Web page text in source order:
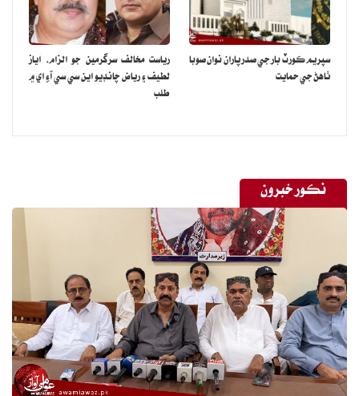
سپريم ڪورٽ بار جي صدر پاران نوان صوبا
ٺاهڻ جي حمايت
رياست مخالف سرگرمين جو الزام، اياز
لطيف ۽ رياض چانڊيو اين سي سي آءِ اي ۾
طلب
نڪور خبرون